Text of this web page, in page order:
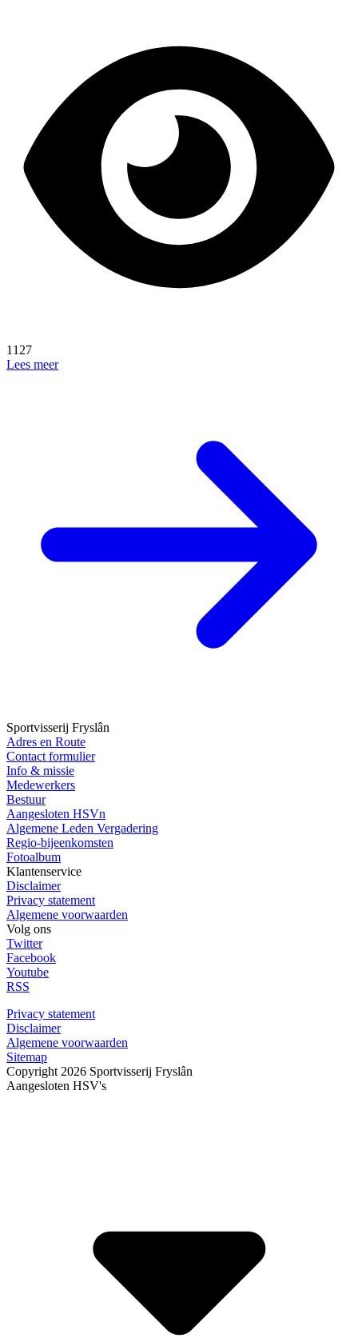
1127
Lees meer
Sportvisserij Fryslân
Adres en Route
Contact formulier
Info & missie
Medewerkers
Bestuur
Aangesloten HSVn
Algemene Leden Vergadering
Regio-bijeenkomsten
Fotoalbum
Klantenservice
Disclaimer
Privacy statement
Algemene voorwaarden
Volg ons
Twitter
Facebook
Youtube
RSS
Privacy statement
Disclaimer
Algemene voorwaarden
Sitemap
Copyright 2026 Sportvisserij Fryslân
Aangesloten HSV's